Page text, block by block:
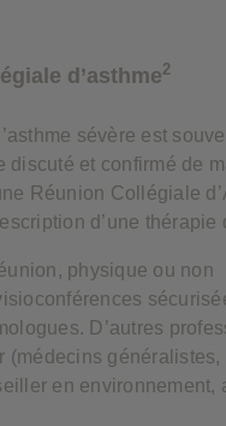
d’asthme2
sévère est
discuté et confirmé de
Réunion Collégiale
d’une thérapie
physique ou non
D’autres
(médecins généralistes,
en environnement,